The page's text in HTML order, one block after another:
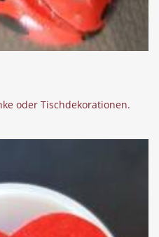
oder Tischdekorationen.